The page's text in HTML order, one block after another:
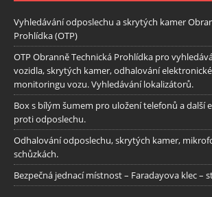
Vyhledávání odposlechu a skrytých kamer
Prohlídka (OTP)
OTP Obranně Technická Prohlídka pro
vozidla, skrytých kamer, odhalování
monitoringu vozu. Vyhledávání lokalizátorů.
Box s bílým šumem pro uložení telefonů a další
proti odposlechu.
Odhalování odposlechu, skrytých kamer,
schůzkách.
Bezpečná jednací místnost – Faradayova klec –